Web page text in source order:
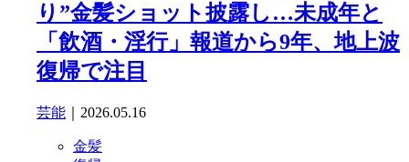
り”金髪ショット披露し…未成年と
「飲酒・淫行」報道から9年、地上波
復帰で注目
芸能 ｜2026.05.16
金髪